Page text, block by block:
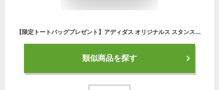
【限定トートバッグプレゼント】アディダス オリジナルス スタンスミス adidas originals STAN SMITH レディース メンズ スニーカー 限定モデルカラー ホワイト/グレー GX6286 【2023AW 新作】
類似商品を探す